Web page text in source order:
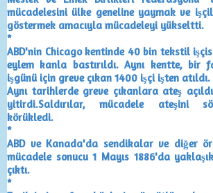
mücadelesini ülke geneline yaymak ve
göstermek amacıyla mücadeleyi yükseltti.
*
ABD'nin Chicagokentinde 40 bin tekstil
eylem kanla bastırıldı. Aynı kentte,
işgünü için greve çıkan 1400 işçi işten atıldı.
Aynı tarihlerde greve çıkanlara ateş
yitirdi.Saldırılar, mücadele ateşini
körükledi.
*
ABD ve Kanada'da sendikalar ve diğer
mücadele sonucu 1 Mayıs 1886'da
çıktı.
*